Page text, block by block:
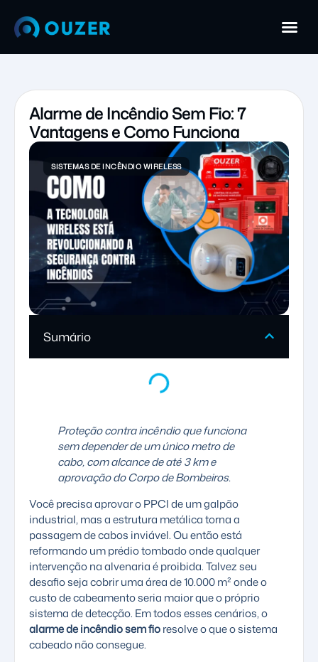
Alarme de Incêndio Sem Fio: 7
Vantagens e Como Funciona
SISTEMAS DE INCÊNDIO WIRELESS
Sumário
Proteção contra incêndio que funciona
sem depender de um único metro de
cabo, com alcance de até 3 km e
aprovação do Corpo de Bombeiros.
Você precisa aprovar o PPCI de um galpão
industrial, mas a estrutura metálica torna a
passagem de cabos inviável. Ou então está
reformando um prédio tombado onde qualquer
intervenção na alvenaria é proibida. Talvez seu
desafio seja cobrir uma área de 10.000 m² onde o
custo de cabeamento seria maior que o próprio
sistema de detecção. Em todos esses cenários, o
alarme de incêndio sem fioresolve o que o sistema
cabeado não consegue.